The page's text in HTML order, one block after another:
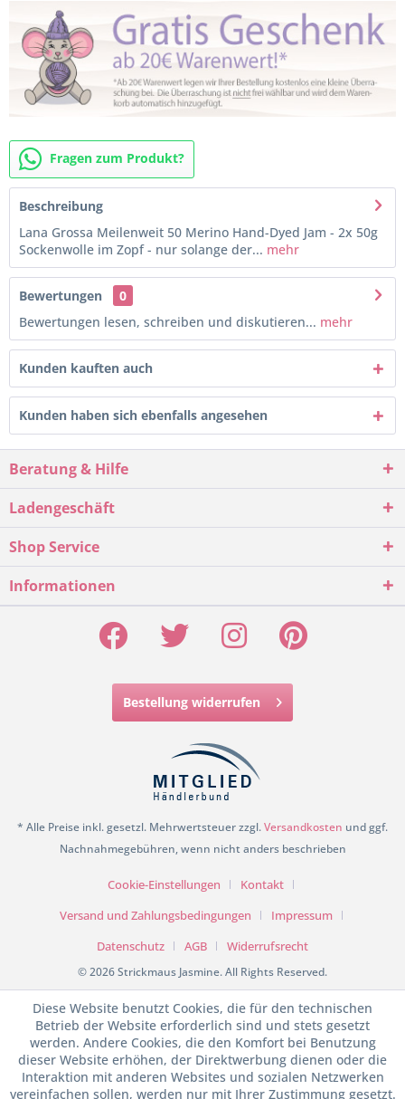
Fragen zum Produkt?
Beschreibung
Lana Grossa Meilenweit 50 Merino Hand-Dyed Jam - 2x 50g
Sockenwolle im Zopf - nur solange der... mehr
Bewertungen
0
Bewertungen lesen, schreiben und diskutieren... mehr
Kunden kauften auch
Kunden haben sich ebenfalls angesehen
Beratung & Hilfe
Ladengeschäft
Shop Service
Informationen
Bestellung widerrufen
* Alle Preise inkl. gesetzl. Mehrwertsteuer zzgl.Versandkosten und ggf.
Nachnahmegebühren, wenn nicht anders beschrieben
Cookie-Einstellungen
Kontakt
Versand und Zahlungsbedingungen
Impressum
Datenschutz
AGB Widerrufsrecht
© 2026 Strickmaus Jasmine. All Rights Reserved.
Diese Website benutzt Cookies, die für den technischen
Betrieb der Website erforderlich sind und stets gesetzt
werden. Andere Cookies, die den Komfort bei Benutzung
dieser Website erhöhen, der Direktwerbung dienen oder die
Interaktion mit anderen Websites und sozialen Netzwerken
vereinfachen sollen, werden nur mit Ihrer Zustimmung gesetzt.